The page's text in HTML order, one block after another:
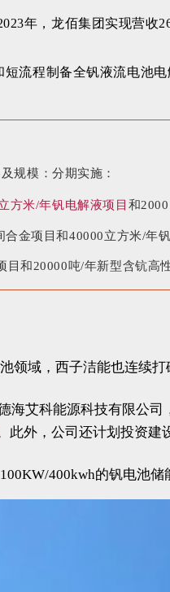
年，龙佰集团实现营收
流程制备全钒液流电池
规模：分期实施：
方米/年钒电解液项目 和
金项目和40000立方米/年
和20000吨/年新型含钪高
领域，西子洁能也连续
海艾科能源科技有限公
此外，公司还计划投资建
400kwh的钒电池储